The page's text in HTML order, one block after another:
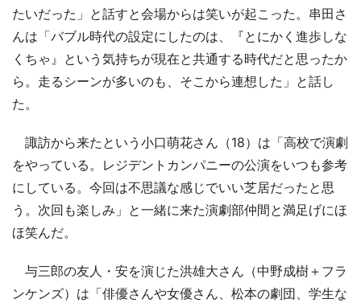
たいだった」と話すと会場からは笑いが起こった。串田さ
んは「バブル時代の設定にしたのは、『とにかく進歩しな
くちゃ』という気持ちが現在と共通する時代だと思ったか
ら。走るシーンが多いのも、そこから連想した」と話し
た。
諏訪から来たという小口萌花さん（18）は「高校で演劇
をやっている。レジデントカンパニーの公演をいつも参考
にしている。今回は不思議な感じでいい芝居だったと思
う。次回も楽しみ」と一緒に来た演劇部仲間と満足げにほ
ほ笑んだ。
与三郎の友人・安を演じた洪雄大さん（中野成樹＋フラ
ンケンズ）は「俳優さんや女優さん、松本の劇団、学生な